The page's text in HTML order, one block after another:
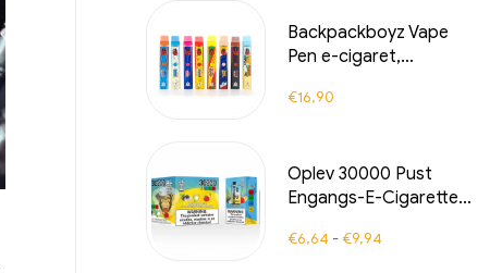
lungeinhalationsoplevelse,
ideel til duty-free-
Backpackboyz Vape
Pen e-cigaret,
keramikkartridge
€16,90
Oplev 30000 Pust
Engangs-E-Cigaretter
Ice møder Strawberry
€6,64 -€9,94